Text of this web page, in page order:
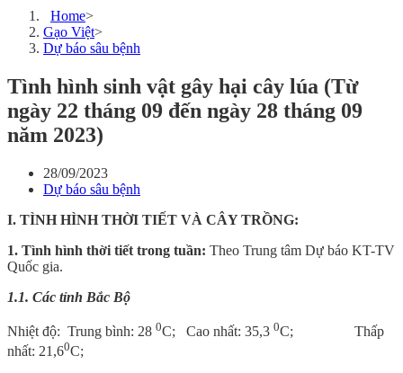
Home>
Gạo Việt>
Dự báo sâu bệnh
Tình hình sinh vật gây hại cây lúa (Từ
ngày 22 tháng 09 đến ngày 28 tháng 09
năm 2023)
28/09/2023
Dự báo sâu bệnh
I. TÌNH HÌNH THỜI TIẾT VÀ CÂY TRỒNG:
1. Tình hình thời tiết trong tuần: Theo Trung tâm Dự báo KT-TV
Quốc gia.
1.1. Các tỉnh Bắc Bộ
Nhiệt độ: Trung bình: 28 0C; Cao nhất: 35,3 0C; Thấp
nhất: 21,60C;